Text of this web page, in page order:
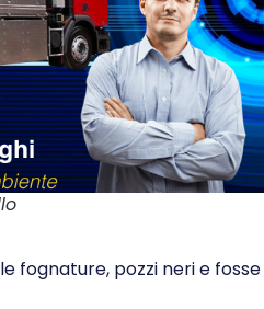
fognature, pozzi neri e fosse